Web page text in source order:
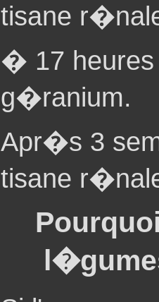
tisane
� 17 heures
g�ranium.
Apr�s 3
tisane